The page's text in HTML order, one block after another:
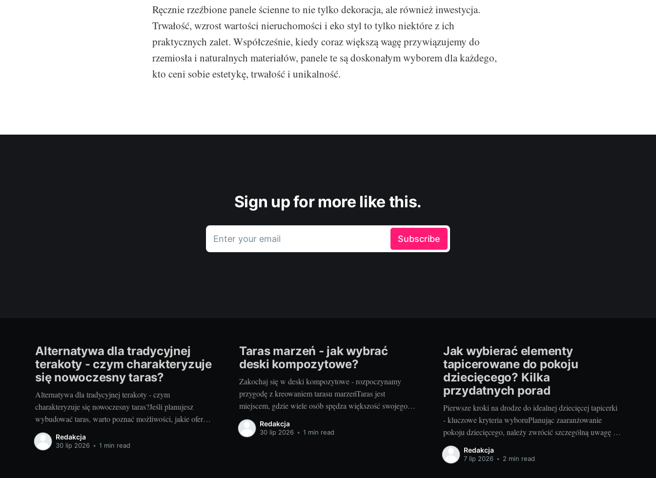
Ręcznie rzeźbione panele ścienne to nie tylko dekoracja, ale również inwestycja.
Trwałość, wzrost wartości nieruchomości i eko styl to tylko niektóre z ich
praktycznych zalet. Współcześnie, kiedy coraz większą wagę przywiązujemy do
rzemiosła i naturalnych materiałów, panele te są doskonałym wyborem dla każdego,
kto ceni sobie estetykę, trwałość i unikalność.
Sign up for more like this.
Enter your email Subscribe
Alternatywa dla tradycyjnej
terakoty - czym charakteryzuje
się nowoczesny taras?
Alternatywa dla tradycyjnej terakoty - czym
charakteryzuje się nowoczesny taras?Jeśli planujesz
wybudować taras, warto poznać możliwości, jakie oferują
nowoczesne rozwiązania. Można przecież zdecydować
się na coś więcej niż tylko tradycyjną terakotę. Ale jak
Redakcja
30 lip 2026 • 1 min read
Taras marzeń - jak wybrać
deski kompozytowe?
Zakochaj się w deski kompozytowe - rozpoczynamy
przygodę z kreowaniem tarasu marzeńTaras jest
miejscem, gdzie wiele osób spędza większość swojego
wolnego czasu, zwłaszcza w okresie wiosenno-letnim.
Zarówno letnie, słoneczne dni, jak i chłodniejsze,
Redakcja
30 lip 2026 • 1 min read
Jak wybierać elementy
tapicerowane do pokoju
dziecięcego? Kilka
przydatnych porad
Pierwsze kroki na drodze do idealnej dziecięcej tapicerki
- kluczowe kryteria wyboruPlanując zaaranżowanie
pokoju dziecięcego, należy zwrócić szczególną uwagę na
wybór odpowiednich elementów tapicerowanych. Są one
nie tylko ważnym elementem stylistycznym, ale również
Redakcja
7 lip 2026 • 2 min read